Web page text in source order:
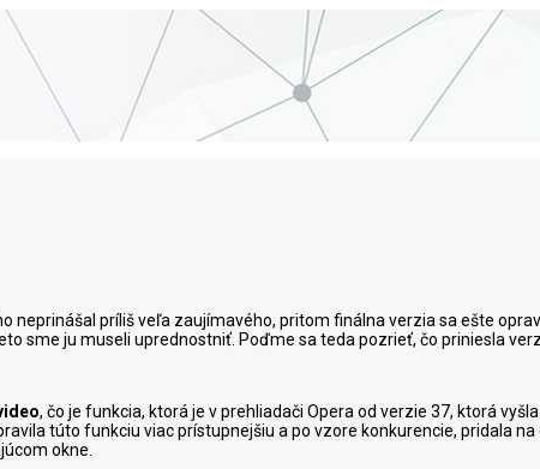
neprinášal príliš veľa zaujímavého, pritom finálna verzia sa ešte
sme ju museli uprednostniť. Poďme sa teda pozrieť, čo priniesla
, čo je funkcia, ktorá je v prehliadači Opera od verzie 37, ktorá
túto funkciu viac prístupnejšiu a po vzore konkurencie, pridala
okne.